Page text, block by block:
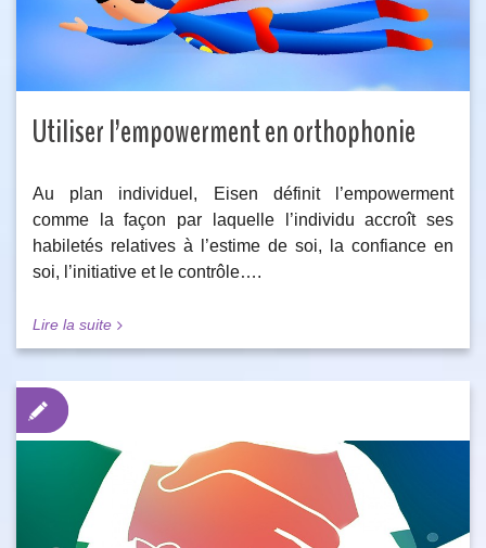
Utiliser l’empowerment en orthophonie
Au plan individuel, Eisen définit l’empowerment
comme la façon par laquelle l’individu accroît ses
habiletés relatives à l’estime de soi, la confiance en
soi, l’initiative et le contrôle….
Lire la suite